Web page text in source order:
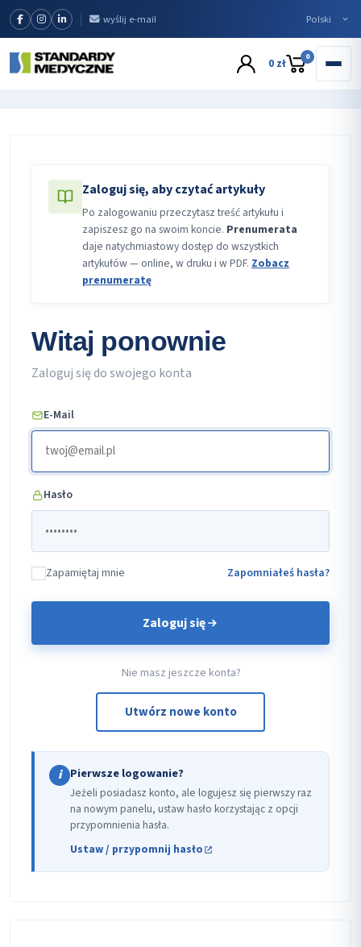
wyślij e-mail
0 zł 0
Zaloguj się, aby czytać artykuły
Po zalogowaniu przeczytasz treść artykułu i
zapiszesz go na swoim koncie. Prenumerata
daje natychmiastowy dostęp do wszystkich
artykułów — online, w druku i w PDF. Zobacz
prenumeratę
Witaj ponownie
Zaloguj się do swojego konta
E-Mail
Hasło
Zapamiętaj mnie Zapomniałeś hasła?
Zaloguj się
Nie masz jeszcze konta?
Utwórz nowe konto
i Pierwsze logowanie?
Jeżeli posiadasz konto, ale logujesz się pierwszy raz
na nowym panelu, ustaw hasło korzystając z opcji
przypomnienia hasła.
Ustaw / przypomnij hasło